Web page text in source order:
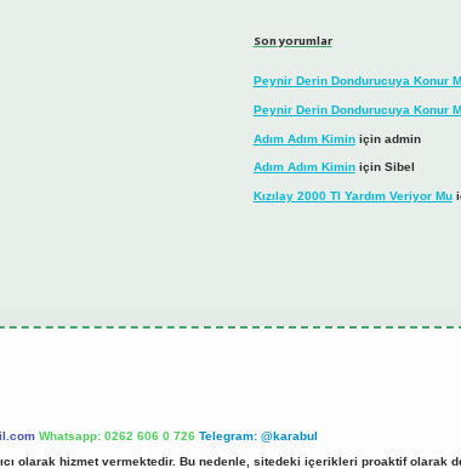
Son yorumlar
Peynir Derin Dondurucuya Konur
Peynir Derin Dondurucuya Konur
Adım Adım Kiminiçin admin
Adım Adım Kiminiçin Sibel
Kızılay 2000 Tl Yardım Veriyor Mu
Whatsapp: 0262 606 0 726 Telegram: @karabul
olarak hizmet vermektedir. Bu nedenle, sitedeki içerikleri proaktif olarak